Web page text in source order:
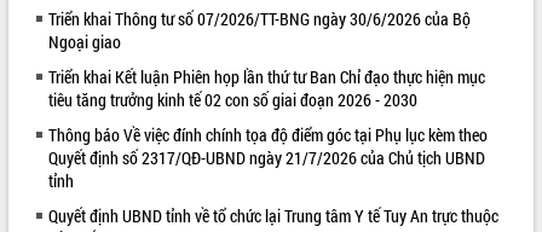
Hội nghị UBND tỉnh Đắk Lắk thường kỳ
tháng 7/2026
Lễ truy tặng danh hiệu “Bà Mẹ Việt
Nam Anh hùng” và trao Huân chương
UBND tỉnh Đắk Lắk triển khai nhiệm
vụ 6 tháng cuối năm 2026
Kỳ họp thứ Hai, Hội đồng nhân dân
ALBUM ẢNH
Triển khai Thông tư số 07/2026/TT-BNG ngày 30/6/2026 của Bộ
Ngoại giao
Triển khai Kết luận Phiên họp lần thứ tư Ban Chỉ đạo thực hiện mục
tiêu tăng trưởng kinh tế 02 con số giai đoạn 2026 - 2030
Thông báo Về việc đính chính tọa độ điểm góc tại Phụ lục kèm theo
Quyết định số 2317/QĐ-UBND ngày 21/7/2026 của Chủ tịch UBND
tỉnh
Quyết định UBND tỉnh về tổ chức lại Trung tâm Y tế Tuy An trực thuộc